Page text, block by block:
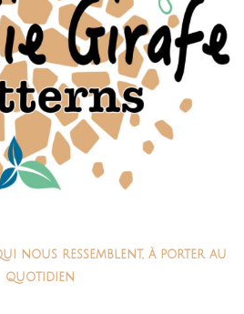
nous ressemblent, à porter au
quotidien